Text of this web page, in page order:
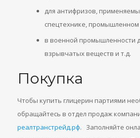
для антифризов,
спецтехнике,
в военной промышленности
взрывчатых веществ и т.д.
Покупка
Чтобы купить глицерин партиями
обращайтесь в отдел продаж
реалтранстрейд.рф. Заполняйте